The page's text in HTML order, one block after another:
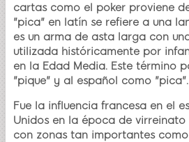
cartas como el poker proviene
"pica" en latín se refiere a una
es un arma de asta larga con
utilizada históricamente por
en la Edad Media. Este término
"pique" y al español como "pica".
Fue la influencia francesa en el
Unidos en la época de
con zonas tan importantes